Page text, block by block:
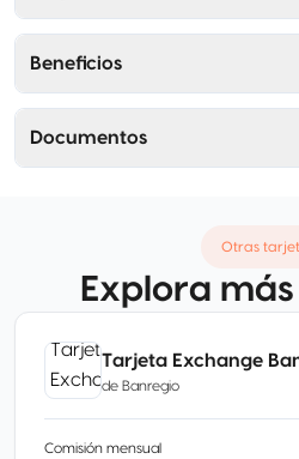
Beneficios
Documentos
Otras
Explora más
Tarjeta Exchange
de Banregio
Comisión mensual